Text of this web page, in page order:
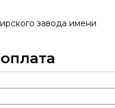
завода имени